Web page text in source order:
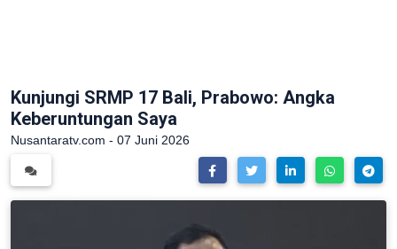
Kunjungi SRMP 17 Bali, Prabowo: Angka
Keberuntungan Saya
Nusantaratv.com - 07 Juni 2026